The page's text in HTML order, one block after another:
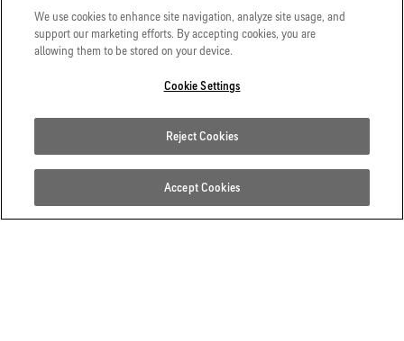
We use cookies to enhance site navigation, analyze site usage, and
support our marketing efforts. By accepting cookies, you are
allowing them to be stored on your device.
Cookie Settings
Reject Cookies
Accept Cookies